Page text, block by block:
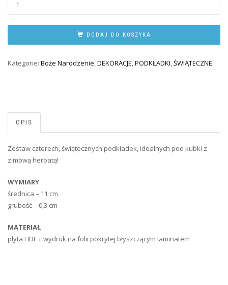
DODAJ DO KOSZYKA
Kategorie: Boże Narodzenie,DEKORACJE,PODKŁADKI,ŚWIĄTECZNE
OPIS
Zestaw czterech, świątecznych podkładek, idealnych pod kubki z
zimową herbatą!
WYMIARY
średnica – 11 cm
grubość – 0,3 cm
MATERIAŁ
płyta HDF + wydruk na folii pokrytej błyszczącym laminatem